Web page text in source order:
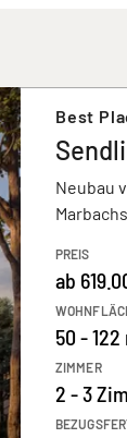
Best
Neubau
PREIS
ab
50 - 122
ZIMMER
2 - 3